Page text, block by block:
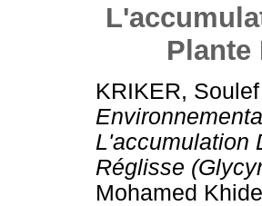
Plante
KRIKER, Soulef
L'accumulation
Réglisse
Mohamed